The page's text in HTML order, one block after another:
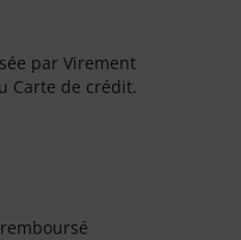
par Virement
Carte de crédit.